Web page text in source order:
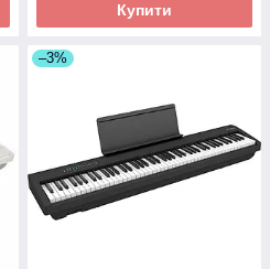
Купити
–3%